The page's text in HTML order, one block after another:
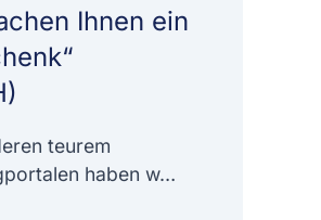
Ihnen ein
teurem
haben w…